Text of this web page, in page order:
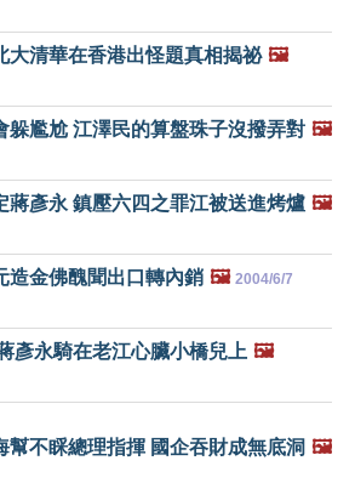
大清華在香港出怪題真相揭祕 🖼️
躲尷尬 江澤民的算盤珠子沒撥弄對 🖼️
蔣彥永 鎮壓六四之罪江被送進烤爐 🖼️
造金佛醜聞出口轉內銷 🖼️ 2004/6/7
彥永騎在老江心臟小橋兒上 🖼️
幫不睬總理指揮 國企吞財成無底洞 🖼️